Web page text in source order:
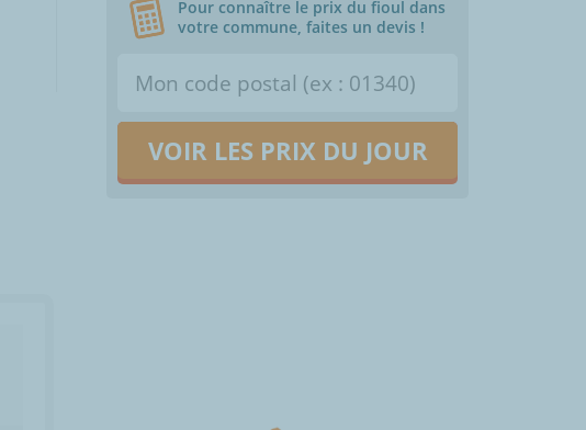
Pour connaître le prix du fioul dans
votre commune, faites un devis !
VOIR LES PRIX DU JOUR